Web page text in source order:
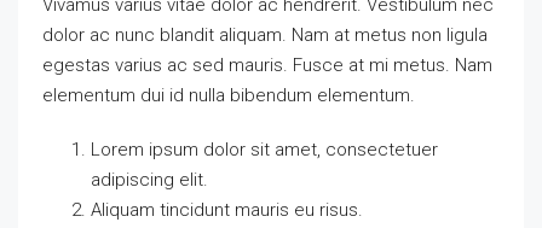
Vivamus varius vitae dolor ac hendrerit. Vestibulum nec
dolor ac nunc blandit aliquam. Nam at metus non ligula
egestas varius ac sed mauris. Fusce at mi metus. Nam
elementum dui id nulla bibendum elementum.
Lorem ipsum dolor sit amet, consectetuer
adipiscing elit.
Aliquam tincidunt mauris eu risus.